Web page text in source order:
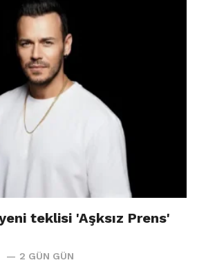
teklisi 'Aşksız Prens'
2 GÜN GÜN